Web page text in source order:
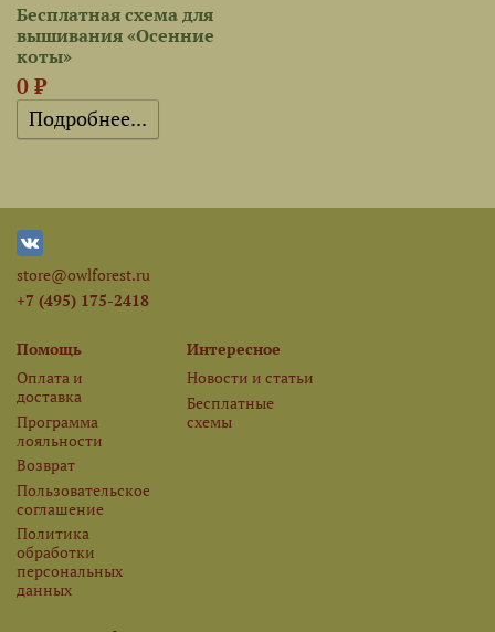
Бесплатная схема для
вышивания «Осенние
коты»
0 ₽
Подробнее...
store@owlforest.ru
+7 (495) 175-2418
Помощь
Оплата и
доставка
Программа
лояльности
Возврат
Пользовательское
соглашение
Политика
обработки
персональных
данных
Интересное
Новости и статьи
Бесплатные
схемы